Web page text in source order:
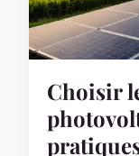
Choisir